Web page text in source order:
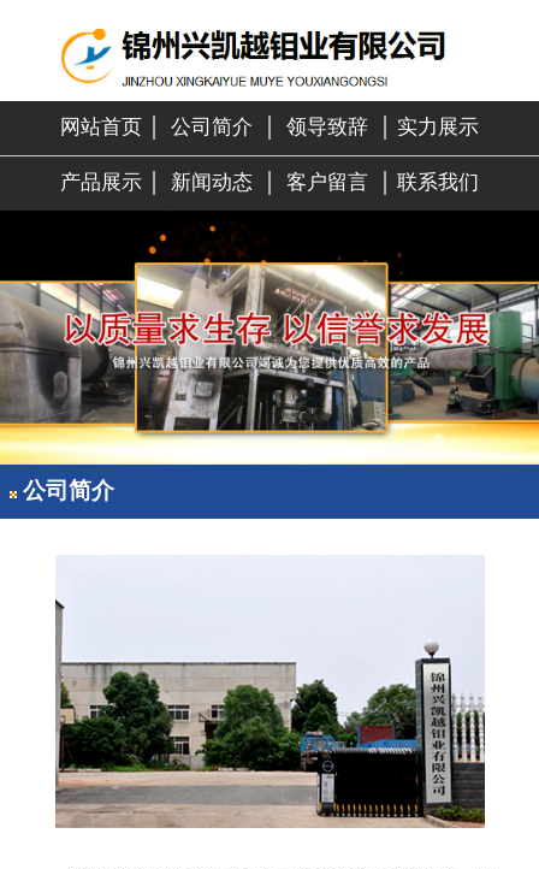
网站首页 公司简介 领导致辞 实力展示
产品展示 新闻动态 客户留言 联系我们
公司简介